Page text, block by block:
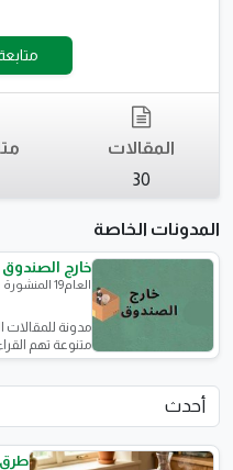
المقالات
30
المدونات الخاصة
خارج الصندوق
العام19 المنشورة
متنوعة تهم
طرق